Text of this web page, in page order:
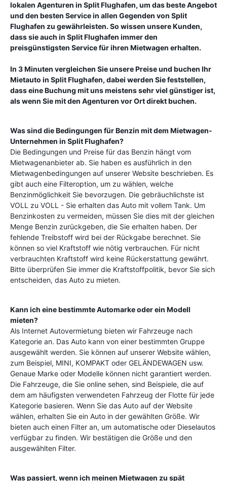
lokalen Agenturen in Split Flughafen, um das beste Angebot
und den besten Service in allen Gegenden von Split
Flughafen zu gewährleisten. So wissen unsere Kunden,
dass sie auch in Split Flughafen immer den
preisgünstigsten Service für ihren Mietwagen erhalten.
In 3 Minuten vergleichen Sie unsere Preise und buchen Ihr
Mietauto in Split Flughafen, dabei werden Sie feststellen,
dass eine Buchung mit uns meistens sehr viel günstiger ist,
als wenn Sie mit den Agenturen vor Ort direkt buchen.
Was sind die Bedingungen für Benzin mit dem Mietwagen-
Unternehmen in Split Flughafen?
Die Bedingungen und Preise für das Benzin hängt vom
Mietwagenanbieter ab. Sie haben es ausführlich in den
Mietwagenbedingungen auf unserer Website beschrieben. Es
gibt auch eine Filteroption, um zu wählen, welche
Benzinmöglichkeit Sie bevorzugen. Die gebräuchlichste ist
VOLL zu VOLL - Sie erhalten das Auto mit vollem Tank. Um
Benzinkosten zu vermeiden, müssen Sie dies mit der gleichen
Menge Benzin zurückgeben, die Sie erhalten haben. Der
fehlende Treibstoff wird bei der Rückgabe berechnet. Sie
können so viel Kraftstoff wie nötig verbrauchen. Für nicht
verbrauchten Kraftstoff wird keine Rückerstattung gewährt.
Bitte überprüfen Sie immer die Kraftstoffpolitik, bevor Sie sich
entscheiden, das Auto zu mieten.
Kann ich eine bestimmte Automarke oder ein Modell
mieten?
Als Internet Autovermietung bieten wir Fahrzeuge nach
Kategorie an. Das Auto kann von einer bestimmten Gruppe
ausgewählt werden. Sie können auf unserer Website wählen,
zum Beispiel, MINI, KOMPAKT oder GELÄNDEWAGEN usw.
Genaue Marke oder Modelle können nicht garantiert werden.
Die Fahrzeuge, die Sie online sehen, sind Beispiele, die auf
dem am häufigsten verwendeten Fahrzeug der Flotte für jede
Kategorie basieren. Wenn Sie das Auto auf der Website
wählen, erhalten Sie ein Auto in der gewählten Größe. Wir
bieten auch einen Filter an, um automatische oder Dieselautos
verfügbar zu finden. Wir bestätigen die Größe und den
ausgewählten Filter.
Was passiert, wenn ich meinen Mietwagen zu spät